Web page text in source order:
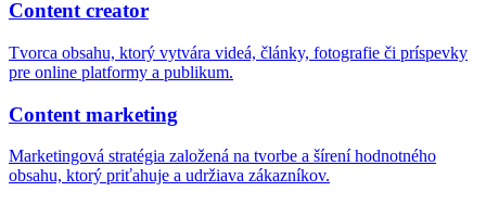
Content creator
Tvorca obsahu, ktorý vytvára videá, články, fotografie či príspevky
pre online platformy a publikum.
Content marketing
Marketingová stratégia založená na tvorbe a šírení hodnotného
obsahu, ktorý priťahuje a udržiava zákazníkov.